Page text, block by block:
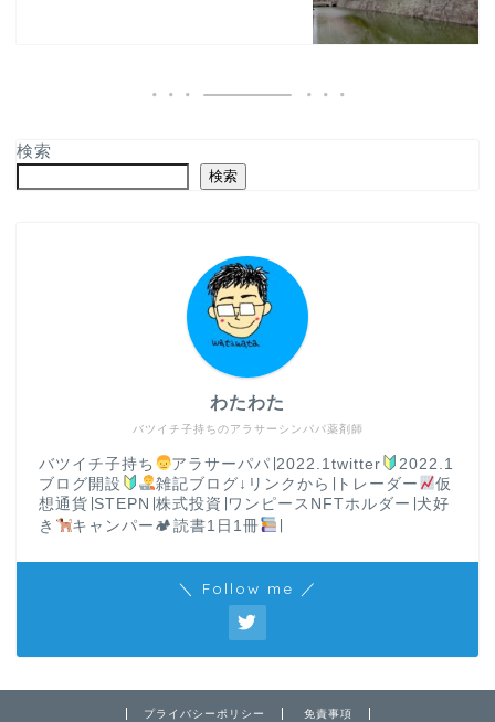
検索
検索
バツイチ子持ちのアラサーシンパパ薬剤師
わたわた
バツイチ子持ち アラサーパパ∣2022.1twitter
2022.1
ブログ開設
雑記ブログ↓リンクから∣トレーダー
仮
想通貨∣STEPN∣株式投資∣ワンピースNFTホルダー∣犬好
き
キャンパー🏕読書1日1冊
＼ Follow me ／
プライバシーポリシー 免責事項